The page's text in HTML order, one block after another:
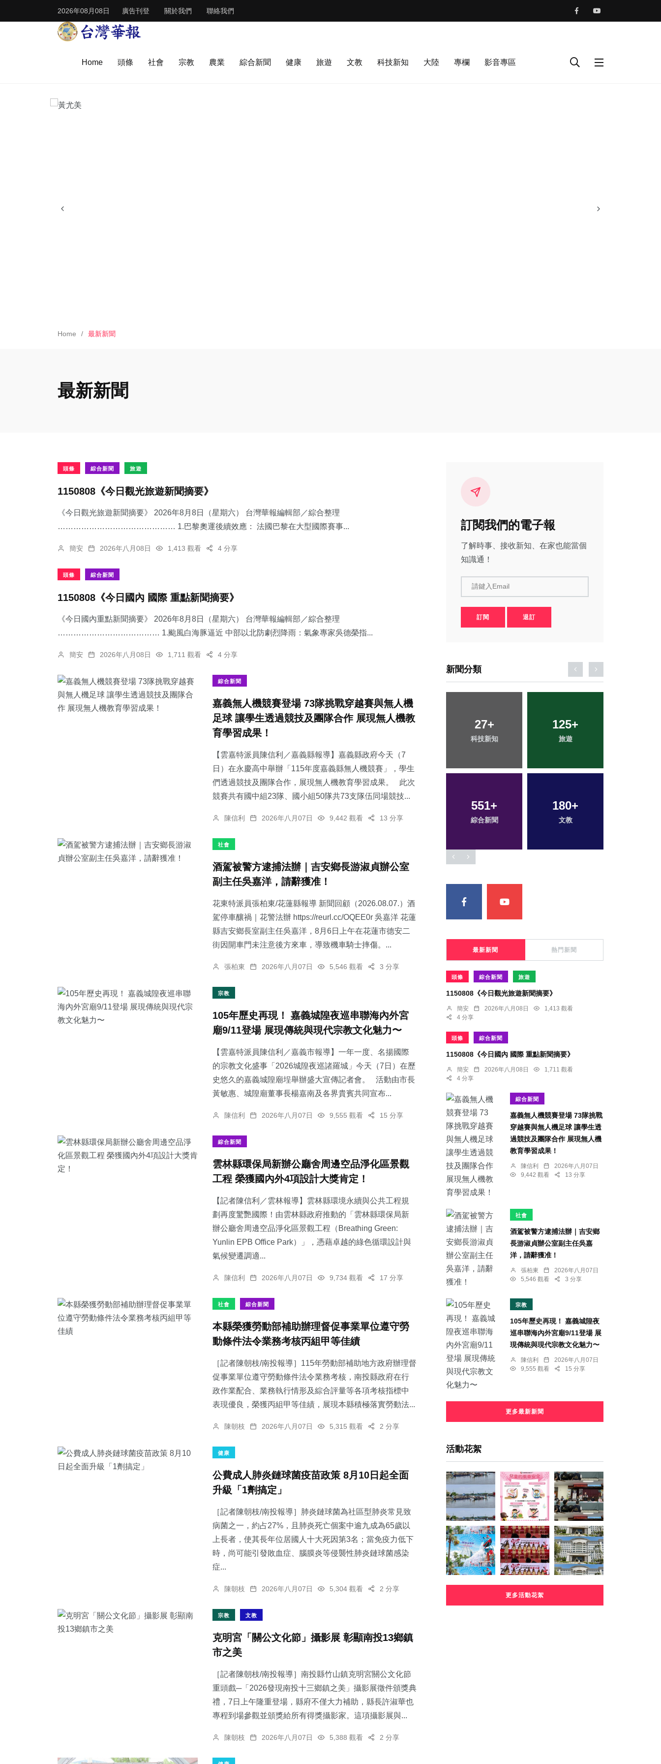
2026年08月08日 廣告刊登 關於我們 聯絡我們
Home 頭條 社會 宗教 農業 綜合新聞 健康 旅遊 文教 科技新知 大陸 專欄 影音專區
Home 最新新聞
最新新聞
頭條 綜合新聞 旅遊
1150808《今日觀光旅遊新聞摘要》
《今日觀光旅遊新聞摘要》 2026年8月8日（星期六） 台灣華報編輯部／綜合整理
……………………………………… 1.​巴黎奧運後續效應： 法國巴黎在大型國際賽事...
簡安 2026年八月08日 1,413 觀看 4 分享
頭條 綜合新聞
1150808《今日國內 國際 重點新聞摘要》
《今日國內重點新聞摘要》 2026年8月8日（星期六） 台灣華報編輯部／綜合整理
………………………………… 1.颱風白海豚逼近 中部以北防劇烈降雨：​氣象專家吳德榮指...
簡安 2026年八月08日 1,711 觀看 4 分享
綜合新聞
嘉義無人機競賽登場 73隊挑戰穿越賽與無人機
足球 讓學生透過競技及團隊合作 展現無人機教
育學習成果！
【雲嘉特派員陳信利／嘉義縣報導】嘉義縣政府今天（7
日）在永慶高中舉辦「115年度嘉義縣無人機競賽」，學生
們透過競技及團隊合作，展現無人機教育學習成果。 此次
競賽共有國中組23隊、國小組50隊共73支隊伍同場競技...
陳信利 2026年八月07日 9,442 觀看 13 分享
社會
酒駕被警方逮捕法辦｜吉安鄉長游淑貞辦公室
副主任吳嘉洋，請辭獲准！
花東特派員張柏東/花蓮縣報導 新聞回顧（2026.08.07.）酒
駕停車釀禍｜花警法辦 https://reurl.cc/OQEE0r 吳嘉洋 花蓮
縣吉安鄉長室副主任吳嘉洋，8月6日上午在花蓮市德安二
街因開車門未注意後方來車，導致機車騎士摔傷。...
張柏東 2026年八月07日 5,546 觀看 3 分享
宗教
105年歷史再現！ 嘉義城隍夜巡串聯海內外宮
廟9/11登場 展現傳統與現代宗教文化魅力〜
【雲嘉特派員陳信利／嘉義市報導】一年一度、名揚國際
的宗教文化盛事「2026城隍夜巡諸羅城」今天（7日）在歷
史悠久的嘉義城隍廟埕舉辦盛大宣傳記者會。 活動由市長
黃敏惠、城隍廟董事長楊嘉南及各界貴賓共同宣布...
陳信利 2026年八月07日 9,555 觀看 15 分享
綜合新聞
雲林縣環保局新辦公廳舍周邊空品淨化區景觀
工程 榮獲國內外4項設計大獎肯定！
【記者陳信利／雲林報導】雲林縣環境永續與公共工程規
劃再度驚艷國際！由雲林縣政府推動的「雲林縣環保局新
辦公廳舍周邊空品淨化區景觀工程（Breathing Green:
Yunlin EPB Office Park）」，憑藉卓越的綠色循環設計與
氣候變遷調適...
陳信利 2026年八月07日 9,734 觀看 17 分享
社會 綜合新聞
本縣榮獲勞動部補助辦理督促事業單位遵守勞
動條件法令業務考核丙組甲等佳績
［記者陳朝枝/南投報導］115年勞動部補助地方政府辦理督
促事業單位遵守勞動條件法令業務考核，南投縣政府在行
政作業配合、業務執行情形及綜合評量等各項考核指標中
表現優良，榮獲丙組甲等佳績，展現本縣積極落實勞動法...
陳朝枝 2026年八月07日 5,315 觀看 2 分享
健康
公費成人肺炎鏈球菌疫苗政策 8月10日起全面
升級「1劑搞定」
［記者陳朝枝/南投報導］肺炎鏈球菌為社區型肺炎常見致
病菌之一，約占27%，且肺炎死亡個案中逾九成為65歲以
上長者，使其長年位居國人十大死因第3名；當免疫力低下
時，尚可能引發敗血症、腦膜炎等侵襲性肺炎鏈球菌感染
症...
陳朝枝 2026年八月07日 5,304 觀看 2 分享
宗教 文教
克明宮「關公文化節」攝影展 彰顯南投13鄉鎮
市之美
［記者陳朝枝/南投報導］南投縣竹山鎮克明宮關公文化節
重頭戲─「2026發現南投十三鄉鎮之美」攝影展徵件頒獎典
禮，7日上午隆重登場，縣府不僅大力補助，縣長許淑華也
專程到場參觀並頒獎給所有得獎攝影家。這項攝影展與...
陳朝枝 2026年八月07日 5,388 觀看 2 分享
訂閱我們的電子報
了解時事、接收新知、在家也能當個
知識通！
請鍵入Email
訂閱 退訂
新聞分類
91+
專欄
27+
科技新知
125+
旅遊
551+
綜合新聞
180+
文教
39+
頭條
51+
宗教
1+
大陸
306+
社會
最新新聞 熱門新聞
頭條 綜合新聞 旅遊
1150808《今日觀光旅遊新聞摘要》
簡安 2026年八月08日
1,413 觀看
4 分享
頭條 綜合新聞
1150808《今日國內 國際 重點新聞摘要》
簡安 2026年八月08日
1,711 觀看
4 分享
綜合新聞
嘉義無人機競賽登場 73隊挑戰
穿越賽與無人機足球 讓學生透
過競技及團隊合作 展現無人機
教育學習成果！
陳信利
2026年八月07日
9,442 觀看
13 分享
社會
酒駕被警方逮捕法辦｜吉安鄉
長游淑貞辦公室副主任吳嘉
洋，請辭獲准！
張柏東
2026年八月07日
5,546 觀看
3 分享
宗教
105年歷史再現！ 嘉義城隍夜
巡串聯海內外宮廟9/11登場 展
現傳統與現代宗教文化魅力〜
陳信利
2026年八月07日
9,555 觀看
15 分享
更多最新新聞
活動花絮
更多活動花絮